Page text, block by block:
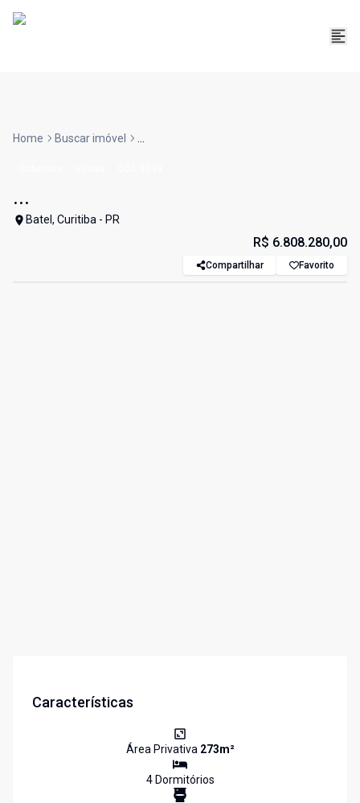
Home Buscar imóvel ...
...
Batel, Curitiba - PR
R$ 6.808.280,00
Compartilhar Favorito
Características
Área Privativa 273m²
4Dormitórios